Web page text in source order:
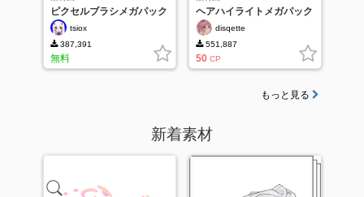
ピクセルブラシメガパック
tsiox
387,391
無料
ヘアハイライトメガパック
disqette
551,887
50 CP
もっと見る
新着素材